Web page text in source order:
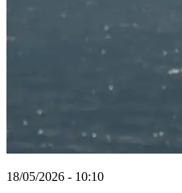
18/05/2026 - 10:10